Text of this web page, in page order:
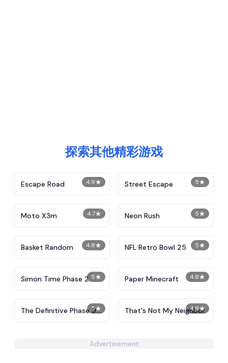
探索其他精彩游戏
4.9★
Escape Road 5★
Street Escape
4.7★
Moto X3m 5★
Neon Rush
4.8★
Basket Random 5★
NFL Retro Bowl 25
5★
Simon Time Phase 2 4.8★
Paper Minecraft
5★
The Definitive Phase 9:
Demolition
4.8★
That's Not My Neighbor
Advertisement